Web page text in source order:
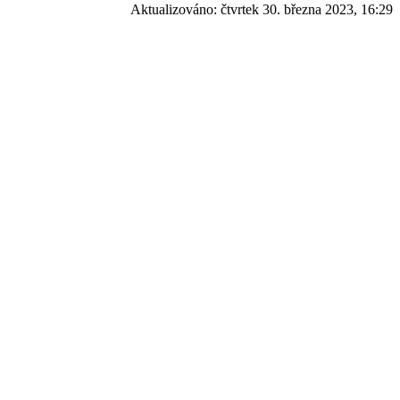
Aktualizováno: čtvrtek 30. března 2023, 16:29